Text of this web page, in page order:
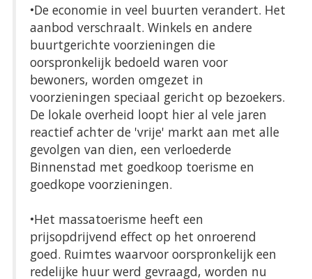
•De economie in veel buurten verandert. Het
aanbod verschraalt. Winkels en andere
buurtgerichte voorzieningen die
oorspronkelijk bedoeld waren voor
bewoners, worden omgezet in
voorzieningen speciaal gericht op bezoekers.
De lokale overheid loopt hier al vele jaren
reactief achter de 'vrije' markt aan met alle
gevolgen van dien, een verloederde
Binnenstad met goedkoop toerisme en
goedkope voorzieningen.
•Het massatoerisme heeft een
prijsopdrijvend effect op het onroerend
goed. Ruimtes waarvoor oorspronkelijk een
redelijke huur werd gevraagd, worden nu